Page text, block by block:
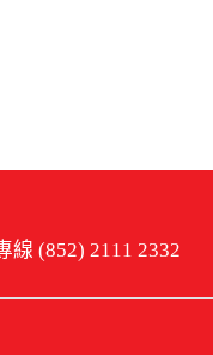
線 (852) 2111 2332